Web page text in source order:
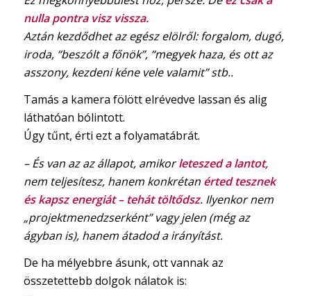
nulla pontra visz vissza.
Aztán kezdődhet az egész elölről: forgalom, dugó,
iroda, “beszólt a főnök”, “megyek haza, és ott az
asszony, kezdeni kéne vele valamit” stb..
​Tamás a kamera fölött elrévedve lassan és alig
láthatóan bólintott.
Úgy tűnt, érti ezt a folyamatábrát.
​– És van az az állapot, amikorleteszed a lantot,
nem teljesítesz, hanem konkrétan érted tesznek
és kapsz energiát – tehát töltődsz. Ilyenkor nem
„projektmenedzserként” vagy jelen (még az
ágyban is), hanem átadod a irányítást.
De ha mélyebbre ásunk, ott vannak az
összetettebb dolgok nálatok is: